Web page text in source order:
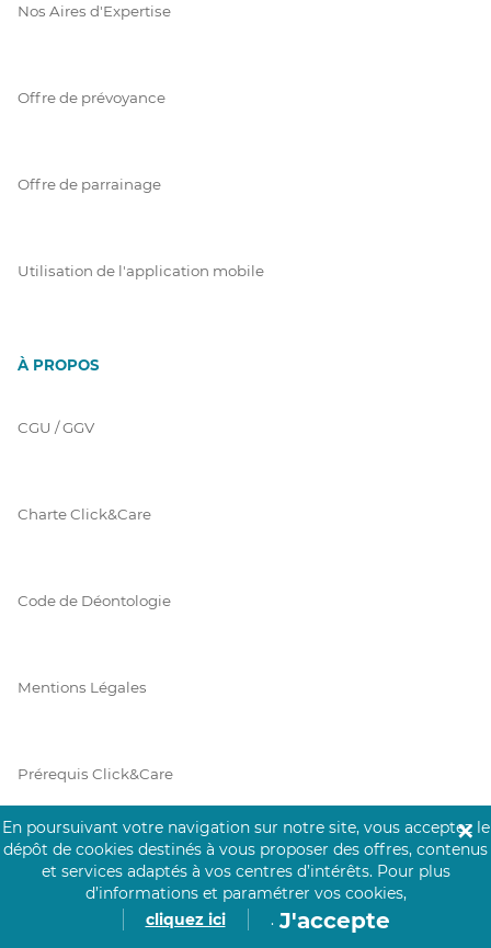
Nos Aires d'Expertise
Offre de prévoyance
Offre de parrainage
Utilisation de l'application mobile
À PROPOS
CGU / GGV
Charte Click&Care
Code de Déontologie
Mentions Légales
Prérequis Click&Care
Protection des Données
En poursuivant votre navigation sur notre site, vous acceptez le
dépôt de cookies destinés à vous proposer des offres, contenus
et services adaptés à vos centres d’intérêts. Pour plus
d’informations et paramétrer vos cookies,
cliquez ici
. J'accepte
✕